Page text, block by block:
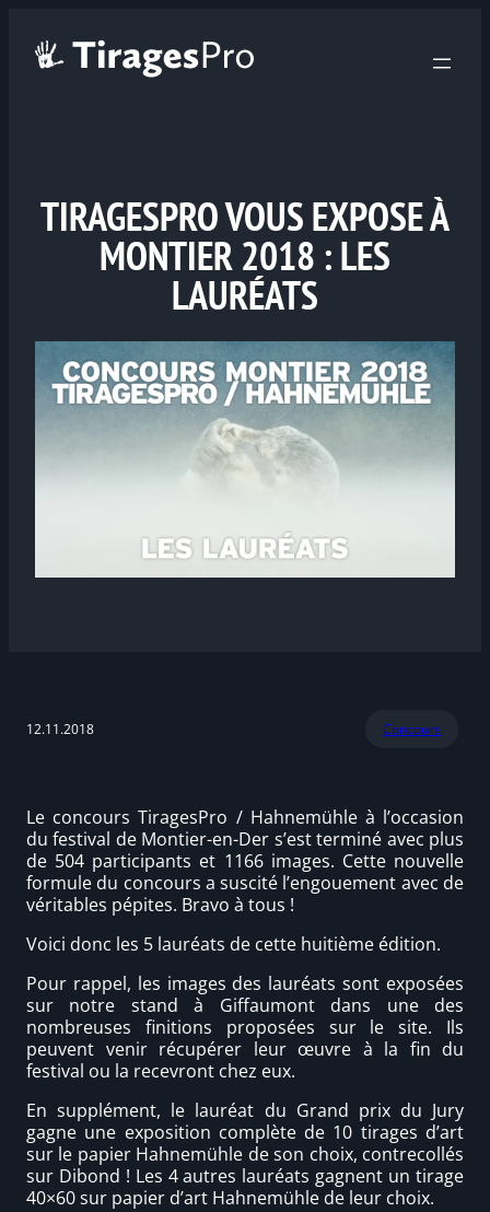
TIRAGESPRO VOUS EXPOSE À
MONTIER 2018 : LES
LAURÉATS
12.11.2018 Concours
Le concours TiragesPro / Hahnemühle à l’occasion
du festival de Montier-en-Der s’est terminé avec plus
de 504 participants et 1166 images. Cette nouvelle
formule du concours a suscité l’engouement avec de
véritables pépites. Bravo à tous !
Voici donc les 5 lauréats de cette huitième édition.
Pour rappel, les images des lauréats sont exposées
sur notre stand à Giffaumont dans une des
nombreuses finitions proposées sur le site. Ils
peuvent venir récupérer leur œuvre à la fin du
festival ou la recevront chez eux.
En supplément, le lauréat du Grand prix du Jury
gagne une exposition complète de 10 tirages d’art
sur le papier Hahnemühle de son choix, contrecollés
sur Dibond ! Les 4 autres lauréats gagnent un tirage
40×60 sur papier d’art Hahnemühle de leur choix.